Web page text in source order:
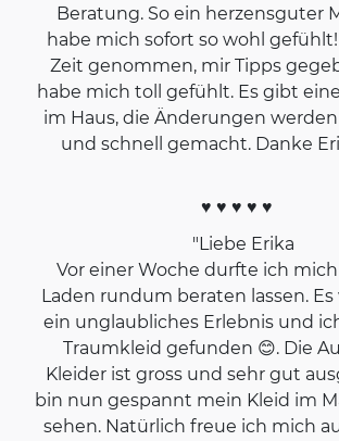
Beratung. So ein herzensguter
habe mich sofort so wohl
Zeit genommen, mir Tipps
habe mich toll gefühlt. Es gibt
im Haus, die Änderungen
und schnell gemacht. Danke
♥ ♥ ♥ ♥ ♥
"Liebe Erika
Vor einer Woche durfte ich
Laden rundum beraten lassen.
ein unglaubliches Erlebnis und
Traumkleid gefunden 😊. Die
Kleider ist gross und sehr gut
bin nun gespannt mein Kleid im
sehen. Natürlich freue ich mich